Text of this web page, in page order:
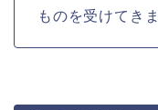
ものを受けてきま